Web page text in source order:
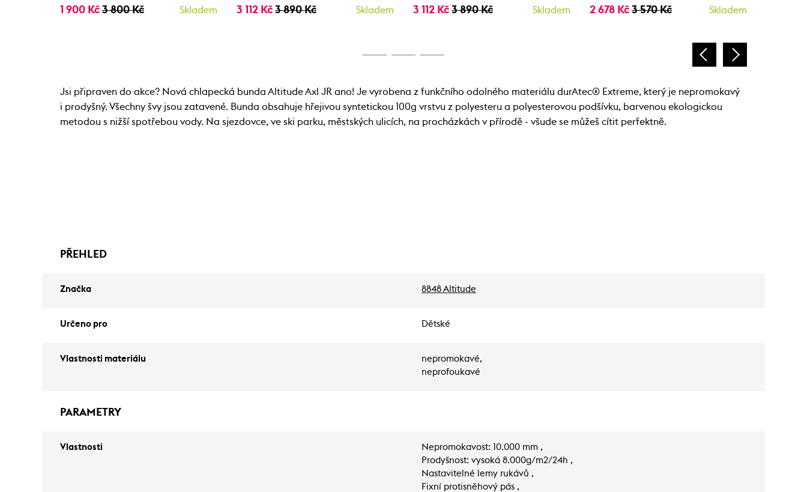
1 900 Kč 3 800 Kč Skladem 3 112 Kč 3 890 Kč Skladem 3 112 Kč 3 890 Kč Skladem 2 678 Kč 3 570 Kč Skladem
Jsi připraven do akce? Nová chlapecká bunda Altitude Axl JR ano! Je vyrobena z funkčního odolného materiálu durAtec® Extreme, který je nepromokavý
i prodyšný. Všechny švy jsou zatavené. Bunda obsahuje hřejivou syntetickou 100g vrstvu z polyesteru a polyesterovou podšívku, barvenou ekologickou
metodou s nižší spotřebou vody. Na sjezdovce, ve ski parku, městských ulicích, na procházkách v přírodě - všude se můžeš cítit perfektně.
PŘEHLED
Značka 8848 Altitude
Určeno pro Dětské
Vlastnosti materiálu
nepromokavé,
neprofoukavé
PARAMETRY
Vlastnosti
Nepromokavost: 10.000 mm ,
Prodyšnost: vysoká 8.000g/m2/24h ,
Nastavitelné lemy rukávů ,
Fixní protisněhový pás ,